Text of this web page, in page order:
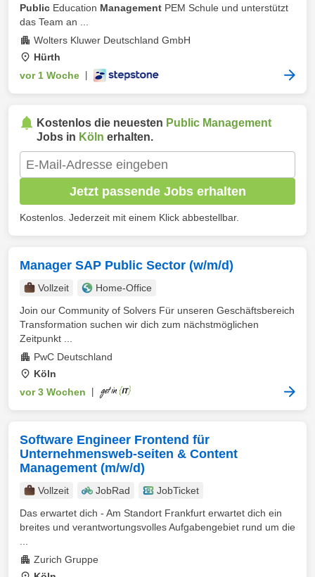
Public Education Management PEM Schule und unterstützt
das Team an ...
Wolters Kluwer Deutschland GmbH
Hürth
vor 1 Woche
Kostenlos die neuesten Public Management
Jobs in Köln erhalten.
Jetzt passende Jobs erhalten
Kostenlos. Jederzeit mit einem Klick abbestellbar.
Manager SAP Public Sector (w/m/d)
Vollzeit
Home-Office
Join our Community of Solvers Für unseren Geschäftsbereich
Transformation suchen wir dich zum nächstmöglichen
Zeitpunkt ...
PwC Deutschland
Köln
vor 3 Wochen
Software Engineer Frontend für
Unternehmensweb-seiten & Content
Management (m/w/d)
Vollzeit JobRad
JobTicket
Das erwartet dich - Am Standort Frankfurt erwartet dich ein
breites und verantwortungsvolles Aufgabengebiet rund um die
Zurich Gruppe